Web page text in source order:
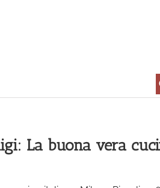
La buona vera